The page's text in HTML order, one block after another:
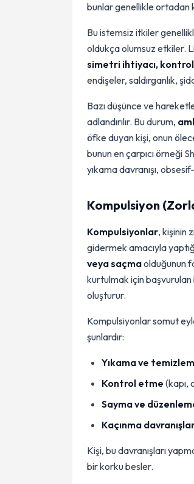
bunlar genellikle ortadan
Bu istemsiz itkiler
oldukça olumsuz etkiler.
simetri ihtiyacı,
endişeler, saldırganlık,
Bazı düşünce ve
adlandırılır. Bu durum,
öfke duyan kişi, onun
bunun en çarpıcı örneği
yıkama davranışı,
Kompulsiyon
Kompulsiyonlar, kişinin
gidermek amacıyla
veya saçmaolduğunun
kurtulmak için başvurulan
oluşturur.
Kompulsiyonlar somut
şunlardır:
Yıkama ve
Kontrol etme (kapı,
Sayma ve
Kaçınma
Kişi, bu davranışları
bir korku besler.